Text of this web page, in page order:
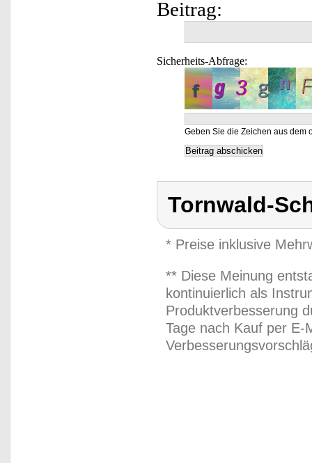
Beitrag:
Sicherheits-Abfrage:
Geben Sie die Zeichen aus dem
Tornwald-
* Preise inklusive
** Diese Meinung
kontinuierlich als
Produktverbesserung
Tage nach Kauf per E-